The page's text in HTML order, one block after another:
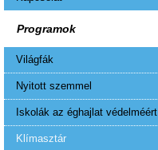
Programok
Világfák
Nyitott szemmel
Iskolák az éghajlat védelméért
Klímasztár